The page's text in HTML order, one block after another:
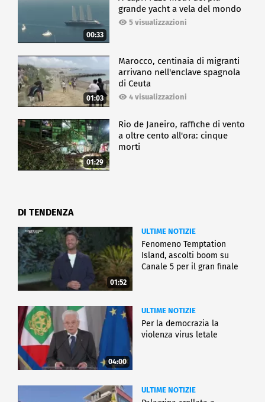
00:33
grande yacht a vela del mondo
5 visualizzazioni
01:03
Marocco, centinaia di migranti
arrivano nell'enclave spagnola
di Ceuta
4 visualizzazioni
01:29
Rio de Janeiro, raffiche di vento
a oltre cento all'ora: cinque
morti
DI TENDENZA
01:52
ULTIME NOTIZIE
Fenomeno Temptation
Island, ascolti boom su
Canale 5 per il gran finale
04:00
ULTIME NOTIZIE
Per la democrazia la
violenza virus letale
ULTIME NOTIZIE